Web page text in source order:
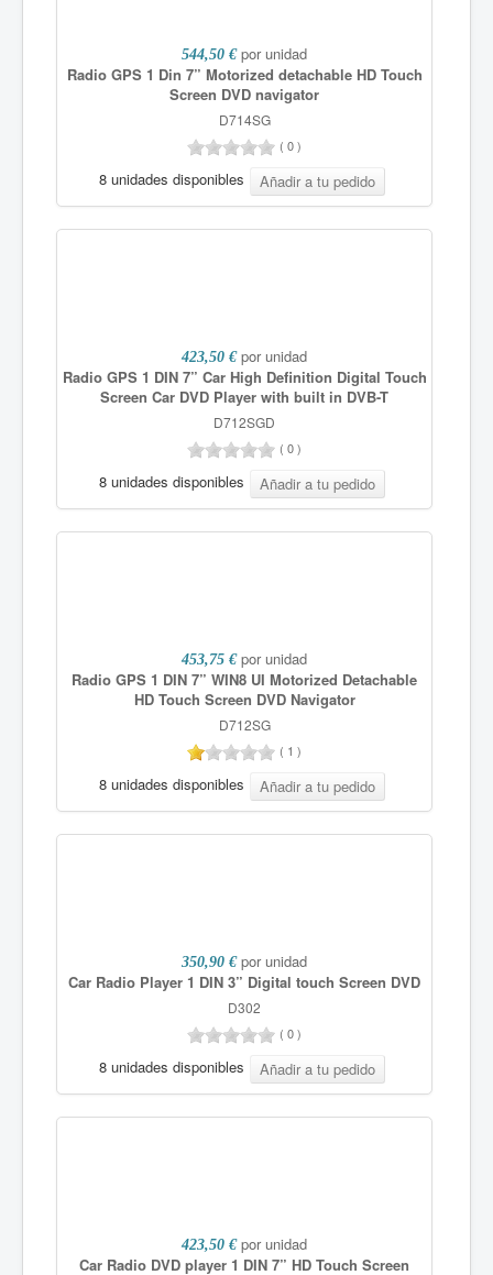
544,50 € por unidad
Radio GPS 1 Din 7” Motorized detachable HD Touch
Screen DVD navigator
D714SG
( 0)
8 unidades disponibles
423,50 € por unidad
Radio GPS 1 DIN 7” Car High Definition Digital Touch
Screen Car DVD Player with built in DVB-T
D712SGD
( 0)
8 unidades disponibles
453,75 € por unidad
Radio GPS 1 DIN 7” WIN8 UI Motorized Detachable
HD Touch Screen DVD Navigator
D712SG
( 1)
8 unidades disponibles
350,90 € por unidad
Car Radio Player 1 DIN 3” Digital touch Screen DVD
D302
( 0)
8 unidades disponibles
423,50 € por unidad
Car Radio DVD player 1 DIN 7” HD Touch Screen